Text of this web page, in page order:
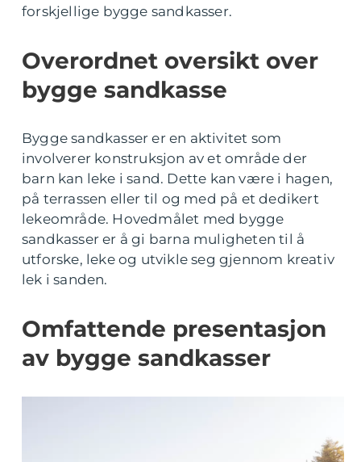
forskjellige bygge sandkasser.
Overordnet oversikt over
bygge sandkasse
Bygge sandkasser er en aktivitet som
involverer konstruksjon av et område der
barn kan leke i sand. Dette kan være i hagen,
på terrassen eller til og med på et dedikert
lekeområde. Hovedmålet med bygge
sandkasser er å gi barna muligheten til å
utforske, leke og utvikle seg gjennom kreativ
lek i sanden.
Omfattende presentasjon
av bygge sandkasser